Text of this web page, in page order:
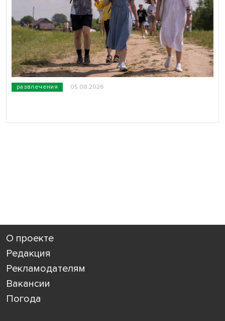
развлечения 05.08.2026
О проекте
Редакция
Рекламодателям
Вакансии
Погода